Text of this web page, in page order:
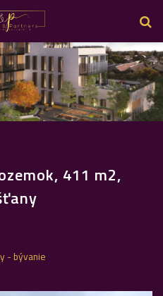
411 m2,
- bývanie